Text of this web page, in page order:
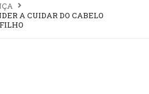
A CUIDAR DO CABELO